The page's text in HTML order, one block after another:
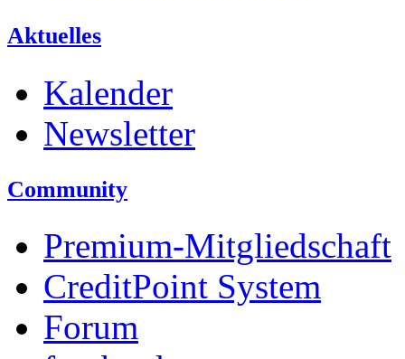
Aktuelles
Kalender
Newsletter
Community
Premium-Mitgliedschaft
CreditPoint System
Forum